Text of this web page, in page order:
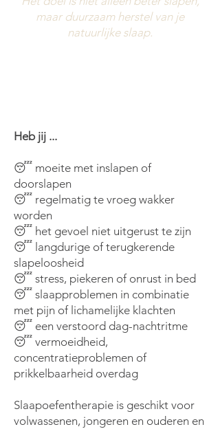
maar duurzaam herstel van je
natuurlijke slaap.
Heb jij ...
😴 moeite met inslapen of
doorslapen
😴 regelmatig te vroeg wakker
worden
😴 het gevoel niet uitgerust te zijn
😴 langdurige of terugkerende
slapeloosheid
😴 stress, piekeren of onrust in bed
😴 slaapproblemen in combinatie
met pijn of lichamelijke klachten
😴 een verstoord dag-nachtritme
😴 vermoeidheid,
concentratieproblemen of
prikkelbaarheid overdag
Slaapoefentherapie is geschikt voor
volwassenen, jongeren en ouderen en